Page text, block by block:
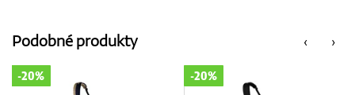
‹
Podobné produkty ›